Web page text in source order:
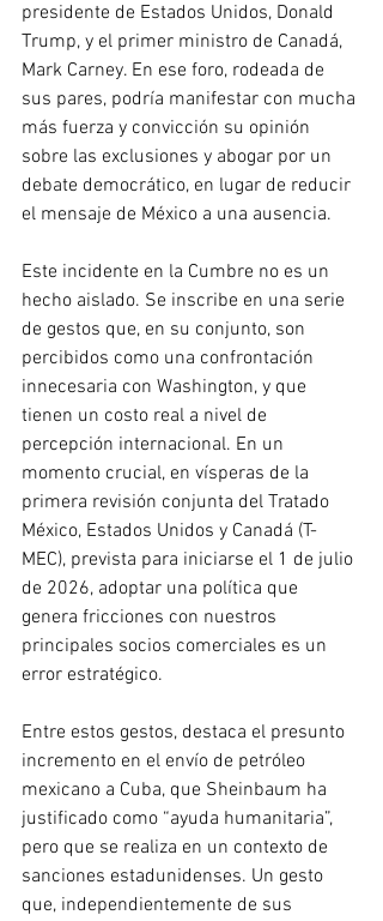
presidente de Estados Unidos, Donald
Trump, y el primer ministro de Canadá,
Mark Carney. En ese foro, rodeada de
sus pares, podría manifestar con mucha
más fuerza y convicción su opinión
sobre las exclusiones y abogar por un
debate democrático, en lugar de reducir
el mensaje de México a una ausencia.
Este incidente en la Cumbre no es un
hecho aislado. Se inscribe en una serie
de gestos que, en su conjunto, son
percibidos como una confrontación
innecesaria con Washington, y que
tienen un costo real a nivel de
percepción internacional. En un
momento crucial, en vísperas de la
primera revisión conjunta del Tratado
México, Estados Unidos y Canadá (T-
MEC), prevista para iniciarse el 1 de julio
de 2026, adoptar una política que
genera fricciones con nuestros
principales socios comerciales es un
error estratégico.
Entre estos gestos, destaca el presunto
incremento en el envío de petróleo
mexicano a Cuba, que Sheinbaum ha
justificado como “ayuda humanitaria”,
pero que se realiza en un contexto de
sanciones estadunidenses. Un gesto
que, independientemente de sus